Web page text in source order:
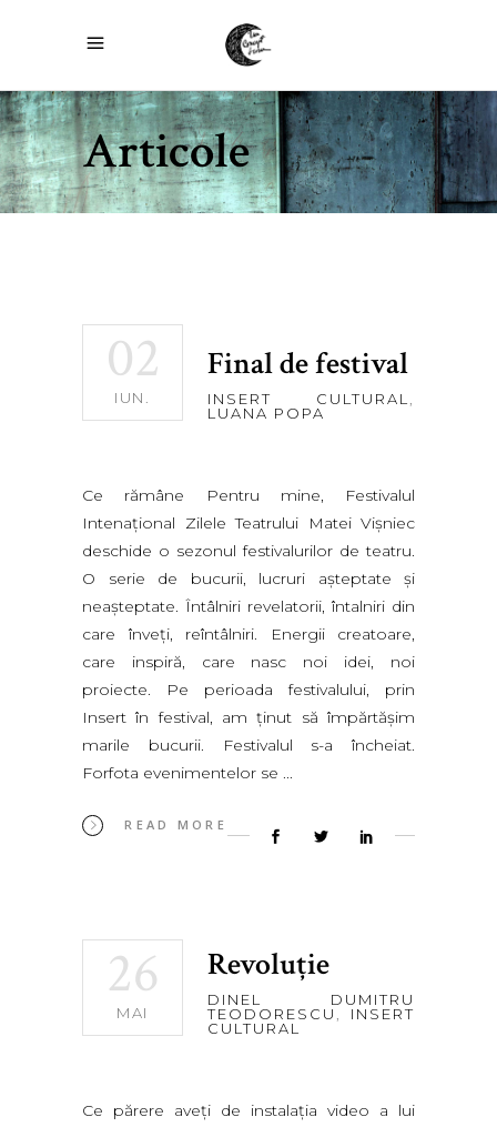
Articole
02
IUN.
Final de festival
INSERT CULTURAL,
LUANA POPA
Ce rămâne Pentru mine, Festivalul
Intenaţional Zilele Teatrului Matei Vişniec
deschide o sezonul festivalurilor de teatru.
O serie de bucurii, lucruri aşteptate şi
neaşteptate. Întâlniri revelatorii, întalniri din
care înveţi, reîntâlniri. Energii creatoare,
care inspiră, care nasc noi idei, noi
proiecte. Pe perioada festivalului, prin
Insert în festival, am ţinut să împărtăşim
marile bucurii. Festivalul s-a încheiat.
Forfota evenimentelor se
READ MORE
26
MAI
Revoluție
DINEL DUMITRU
TEODORESCU , INSERT
CULTURAL
Ce părere aveți de instalația video a lui